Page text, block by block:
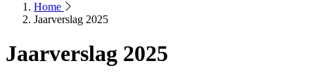
Home
Jaarverslag 2025
Jaarverslag 2025